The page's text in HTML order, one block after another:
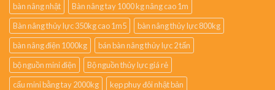
bàn nâng nhật
Bàn nâng tay 1000 kg nâng cao 1m
Bàn nâng thủy lực 350kg cao 1m5
bàn nâng thủy lực 800kg
bàn nâng điện 1000kg
bán bàn nâng thủy lực 2 tấn
bộ nguồn mini điện
Bộ nguồn thủy lực giá rẻ
cẩu mini bằng tay 2000kg
kẹp phuy đôi nhật bản